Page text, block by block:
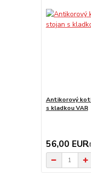
Antikorový
s kladkou VAR
56,00 EUR/